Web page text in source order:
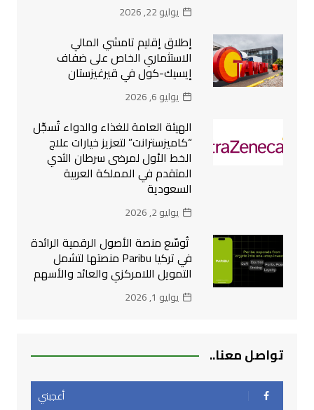
يوليو 22, 2026
إطلاق إقليم تامشي المالي
الاستثماري الخاص على ضفاف
إيسيك-كول في قيرغيزستان
يوليو 6, 2026
الهيئة العامة للغذاء والدواء تُسجِّل
“كاميزسترانت” لتعزيز خيارات علاج
الخط الأول لمرضى سرطان الثدي
المتقدم في المملكة العربية
السعودية
يوليو 2, 2026
تُوسّع منصة الأصول الرقمية الرائدة
في تركيا Paribu منصتها لتشمل
التمويل اللامركزي والعائد والأسهم
يوليو 1, 2026
تواصل معنا..
أعجبني